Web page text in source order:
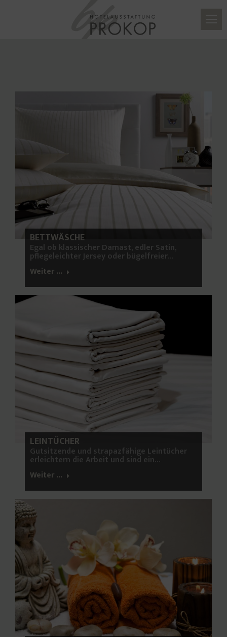
BETTWÄSCHE
Egal ob klassischer Damast, edler Satin,
pflegeleichter Jersey oder bügelfreier…
Weiter ...
LEINTÜCHER
Gutsitzende und strapazfähige Leintücher
erleichtern die Arbeit und sind ein…
Weiter ...